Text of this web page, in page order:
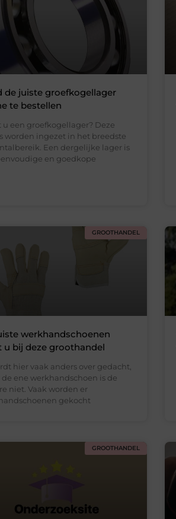
de juiste groefkogellager
te bestellen
u een groefkogellager? Deze
worden ingezet in het breedste
Een dergelijke lager is
en goedkope
GROOTHANDEL
werkhandschoenen
u bij deze groothandel
hier vaak anders over gedacht,
de ene werkhandschoen is de
niet. Vaak worden er
gekocht
GROOTHANDEL